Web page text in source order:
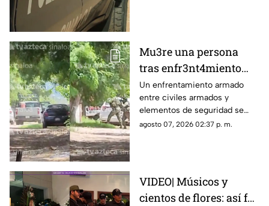
Mu3re una persona
tras enfr3nt4miento
entre agentes y
delincuentes en
Coyotitán, San Ignacio
Un enfrentamiento armado
entre civiles armados y
elementos de seguridad se
registró este viernes en San
agosto 07, 2026 02:37 p. m.
VIDEO| Músicos y
cientos de flores: así fue